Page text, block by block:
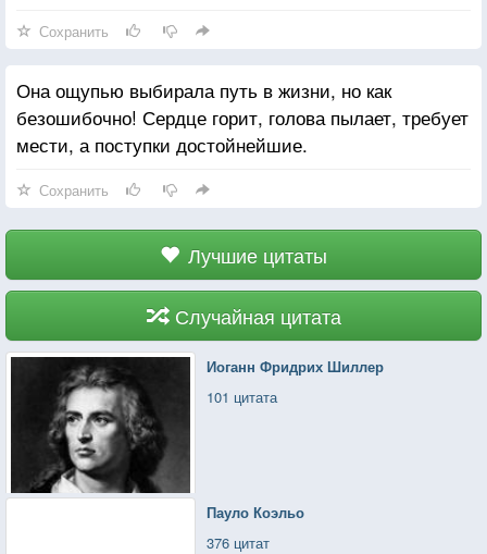
Сохранить
Она ощупью выбирала путь в жизни, но как
безошибочно! Сердце горит, голова пылает, требует
мести, а поступки достойнейшие.
Сохранить
Лучшие цитаты
Случайная цитата
Иоганн Фридрих Шиллер
101 цитата
Пауло Коэльо
376 цитат